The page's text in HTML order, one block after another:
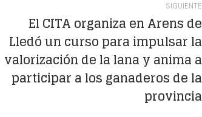
SIGUIENTE
Publicación
siguiente:
El CITA organiza en Arens de
Lledó un curso para impulsar la
valorización de la lana y anima a
participar a los ganaderos de la
provincia